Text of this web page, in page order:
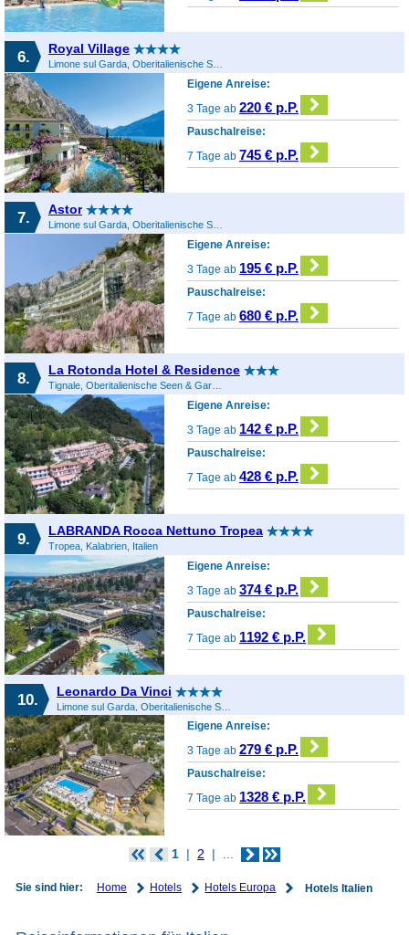
6. Royal Village
Limone sul Garda, Oberitalienische Seen & Gardasee, Italien
Eigene Anreise:
3 Tage ab220 € p.P.
Pauschalreise:
7 Tage ab745 € p.P.
7. Astor
Limone sul Garda, Oberitalienische Seen & Gardasee, Italien
Eigene Anreise:
3 Tage ab 195 € p.P.
Pauschalreise:
7 Tage ab680 € p.P.
8. La Rotonda Hotel & Residence
Tignale, Oberitalienische Seen & Gardasee, Italien
Eigene Anreise:
3 Tage ab 142 € p.P.
Pauschalreise:
7 Tage ab428 € p.P.
9. LABRANDA Rocca Nettuno Tropea
Tropea, Kalabrien, Italien
Eigene Anreise:
3 Tage ab374 € p.P.
Pauschalreise:
7 Tage ab 1192 € p.P.
10. Leonardo Da Vinci
Limone sul Garda, Oberitalienische Seen & Gardasee, Italien
Eigene Anreise:
3 Tage ab279 € p.P.
Pauschalreise:
7 Tage ab 1328 € p.P.
1 2
Sie sind hier: Home Hotels Hotels Europa Hotels Italien